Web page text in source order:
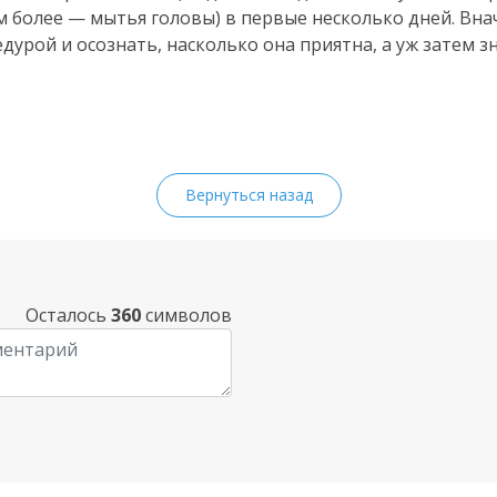
более — мытья головы) в первые несколько дней.
и осознать, насколько она приятна, а уж затем
Вернуться назад
Осталось 360символов